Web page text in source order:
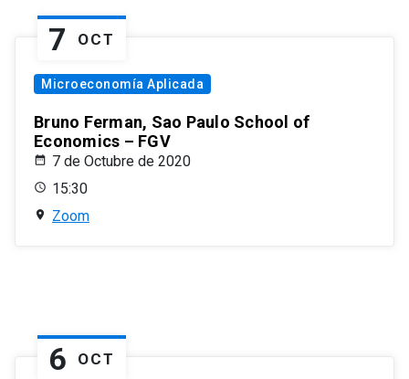
7 OCT
Microeconomía Aplicada
Bruno Ferman, Sao Paulo School of
Economics – FGV
7 de Octubre de 2020
15:30
Zoom
6 OCT